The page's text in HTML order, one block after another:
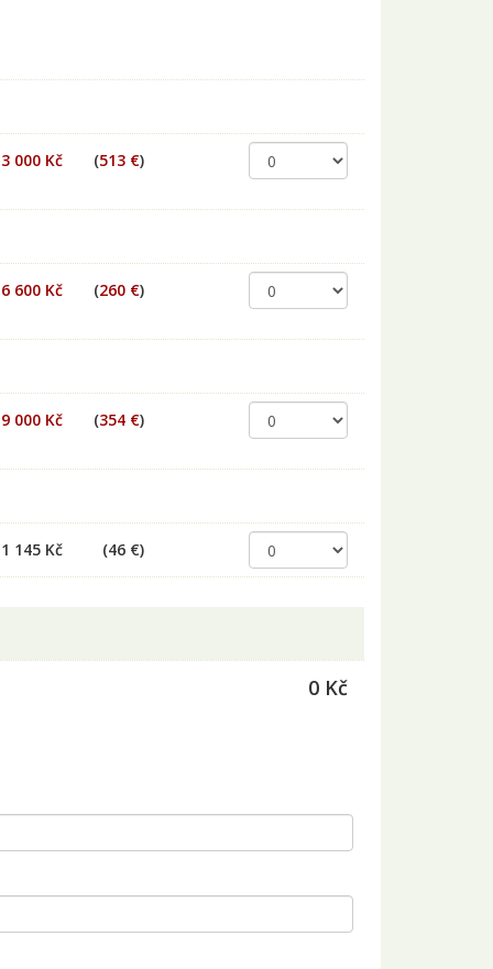
000 Kč (513 €)
6 600 Kč (260 €)
9 000 Kč (354 €)
1 145 Kč (46 €)
0 Kč